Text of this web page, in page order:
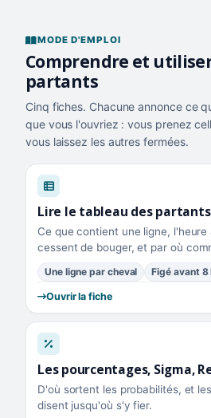
MODE D'EMPLOI
Comprendre et
partants
Cinq fiches. Chacune annonce ce
que vous l'ouvriez : vous prenez
vous laissez les autres fermées.
Lire le tableau des partants
Ce que contient une ligne,
cessent de bouger, et par où
Une ligne par cheval Figé avant 8
Ouvrir la fiche
Les pourcentages, Sigma,
D'où sortent les probabilités, et
disent jusqu'où s'y fier.